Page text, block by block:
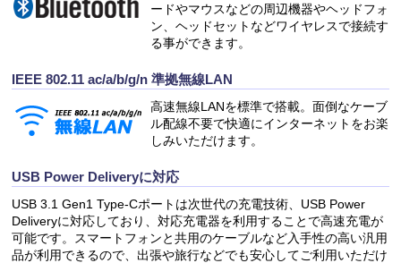
ードやマウスなどの周辺機器やヘッドフォ
ン、ヘッドセットなどワイヤレスで接続す
る事ができます。
IEEE 802.11 ac/a/b/g/n 準拠無線LAN
高速無線LANを標準で搭載。面倒なケーブ
ル配線不要で快適にインターネットをお楽
しみいただけます。
USB Power Deliveryに対応
USB 3.1 Gen1 Type-Cポートは次世代の充電技術、USB Power
Deliveryに対応しており、対応充電器を利用することで高速充電が
可能です。スマートフォンと共用のケーブルなど入手性の高い汎用
品が利用できるので、出張や旅行などでも安心してご利用いただけ